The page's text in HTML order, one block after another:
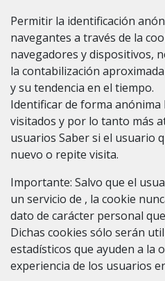
Permitir la identificación
navegantes a través de la
navegadores y dispositivos,
la contabilización
y su tendencia en el tiempo.
Identificar de forma anónima
visitados y por lo tanto más
usuarios Saber si el usuario
nuevo o repite visita.
Importante: Salvo que el
un servicio de , la cookie
dato de carácter personal
Dichas cookies sólo serán
estadísticos que ayuden a la
experiencia de los usuarios